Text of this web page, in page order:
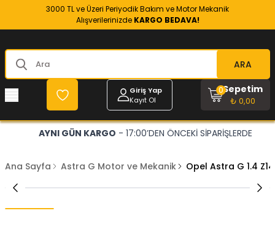
3000 TL ve Üzeri Periyodik Bakım ve Motor Mekanik
Alışverilerinizde KARGO BEDAVA!
ARA
Giriş Yap
Kayıt Ol
Sepetim
₺ 0,00
0
AYNI GÜN KARGO - 17:00’DEN ÖNCEKİ SİPARİŞLERDE
Ana Sayfa Astra G Motor ve Mekanik Opel Astra G 1.4